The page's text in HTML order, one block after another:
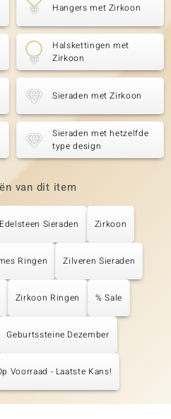
Hangers met Zirkoon
Halskettingen met
Zirkoon
Sieraden met Zirkoon
Sieraden met hetzelfde
type design
van dit item
Edelsteen Sieraden Zirkoon
Ringen Zilveren Sieraden
Zirkoon Ringen % Sale
Geburtssteine Dezember
Voorraad - Laatste Kans!